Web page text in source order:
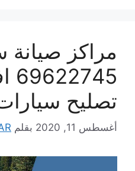
مراكز صيانة
تصليح
أغسطس 11, 2020 بقلم